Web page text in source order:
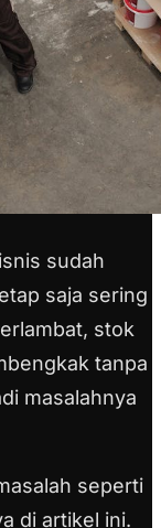
sudah
saja sering
stok
tanpa
masalahnya
seperti
di artikel ini.